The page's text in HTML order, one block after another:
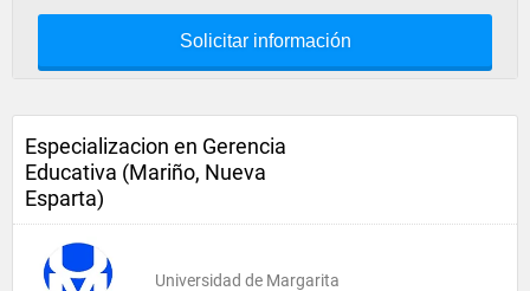
Solicitar información
Especializacion en Gerencia
Educativa (Mariño, Nueva
Esparta)
Universidad de Margarita